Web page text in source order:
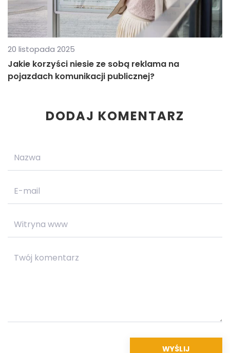
20 listopada 2025
Jakie korzyści niesie ze sobą reklama na
pojazdach komunikacji publicznej?
DODAJ KOMENTARZ